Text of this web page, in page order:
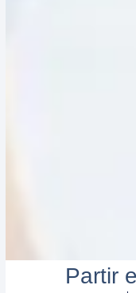
Partir